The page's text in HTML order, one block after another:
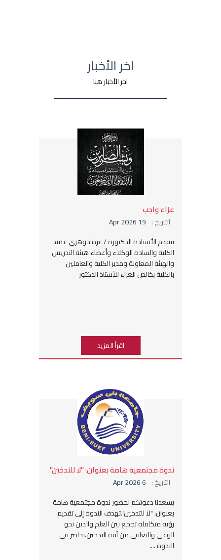
اخر الأخبار
اخر الأخبار هنا
عزاء واجب
التاريخ : 19 Apr 2026
تتقدم الأستاذة الدكتورة / عزة جوهري عميد
الكلية والسادة الوكلاء وأعضاء هيئة التدريس
والهيئة المعاونة ومدير الكلية والعاملين
بالكلية بخالص العزاء للأستاذ الدكتور
اقرأ المزيد
ندوة مجتمعية هامة بعنوان: "لا للتدخين".
التاريخ : 6 Apr 2026
يسعدنا دعوتكم لحضور ندوة مجتمعية هامة
بعنوان: "لا للتدخين". ​تهدف الندوة إلى تقديم
رؤية متكاملة تجمع بين العلم والدين نحو
الوعي والتعافي من آفة التدخين. ​يحاضر في
الندوة ....